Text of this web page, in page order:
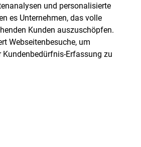
und personalisierte
es Unternehmen, das volle
Kunden auszuschöpfen.
Webseitenbesuche, um
Kundenbedürfnis-Erfassung zu